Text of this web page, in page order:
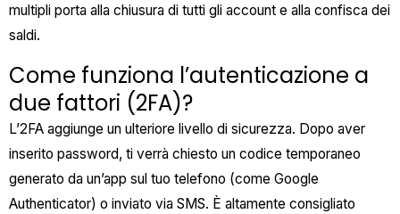
multipli porta alla chiusura di tutti gli account e alla confisca dei
saldi.
Come funziona l’autenticazione a
due fattori (2FA)?
L’2FA aggiunge un ulteriore livello di sicurezza. Dopo aver
inserito password, ti verrà chiesto un codice temporaneo
generato da un’app sul tuo telefono (come Google
Authenticator) o inviato via SMS. È altamente consigliato